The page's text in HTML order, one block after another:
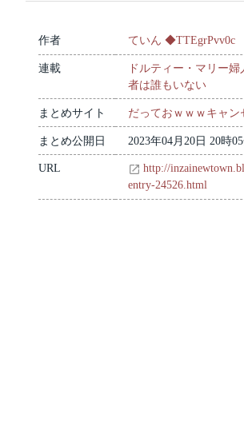
作者 ていん ◆TTEgrPvv0c
連載
ドルティー・マリー
者は誰もいない
まとめサイト だっておｗｗｗキャン
まとめ公開日 2023年04月20日 20時
URL
http://
entry-24526.html